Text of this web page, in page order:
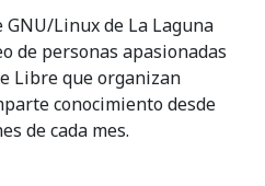
GNU/Linux de La Laguna
de personas apasionadas
Libre que organizan
conocimiento desde
de cada mes.